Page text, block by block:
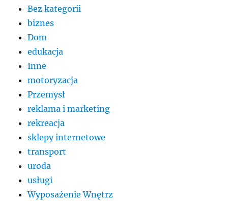
Bez kategorii
biznes
Dom
edukacja
Inne
motoryzacja
Przemysł
reklama i marketing
rekreacja
sklepy internetowe
transport
uroda
usługi
Wyposażenie Wnętrz